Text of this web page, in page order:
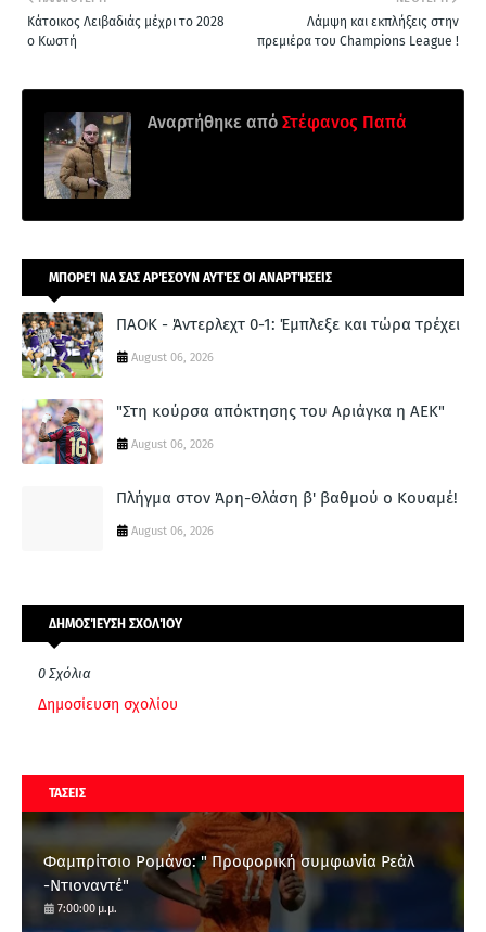
Λάμψη και εκπλήξεις στην
πρεμιέρα του Champions League !
Κάτοικος Λειβαδιάς μέχρι το 2028
ο Κωστή
Αναρτήθηκε από Στέφανος Παπά
ΜΠΟΡΕΊ ΝΑ ΣΑΣ ΑΡΈΣΟΥΝ ΑΥΤΈΣ ΟΙ ΑΝΑΡΤΉΣΕΙΣ
ΠΑΟΚ - Άντερλεχτ 0-1: Έμπλεξε και τώρα τρέχει
August 06, 2026
"Στη κούρσα απόκτησης του Αριάγκα η ΑΕΚ"
August 06, 2026
Πλήγμα στον Άρη-Θλάση β' βαθμού ο Κουαμέ!
August 06, 2026
ΔΗΜΟΣΊΕΥΣΗ ΣΧΟΛΊΟΥ
0 Σχόλια
Δημοσίευση σχολίου
ΤΑΣΕΙΣ
Φαμπρίτσιο Ρομάνο: " Προφορική συμφωνία Ρεάλ
-Ντιοναντέ"
7:00:00 μ.μ.